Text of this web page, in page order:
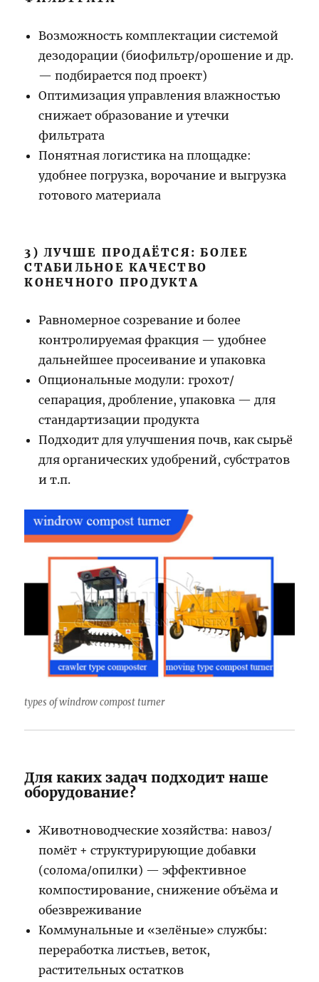
Возможность комплектации системой
дезодорации (биофильтр/орошение и др.
— подбирается под проект)
Оптимизация управления влажностью
снижает образование и утечки
фильтрата
Понятная логистика на площадке:
удобнее погрузка, ворочание и выгрузка
готового материала
3) ЛУЧШЕ ПРОДАЁТСЯ: БОЛЕЕ
СТАБИЛЬНОЕ КАЧЕСТВО
КОНЕЧНОГО ПРОДУКТА
Равномерное созревание и более
контролируемая фракция — удобнее
дальнейшее просеивание и упаковка
Опциональные модули: грохот/
сепарация, дробление, упаковка — для
стандартизации продукта
Подходит для улучшения почв, как сырьё
для органических удобрений, субстратов
и т.п.
types of windrow compost turner
Для каких задач подходит наше
оборудование?
Животноводческие хозяйства: навоз/
помёт + структурирующие добавки
(солома/опилки) — эффективное
компостирование, снижение объёма и
обезвреживание
Коммунальные и «зелёные» службы:
переработка листьев, веток,
растительных остатков